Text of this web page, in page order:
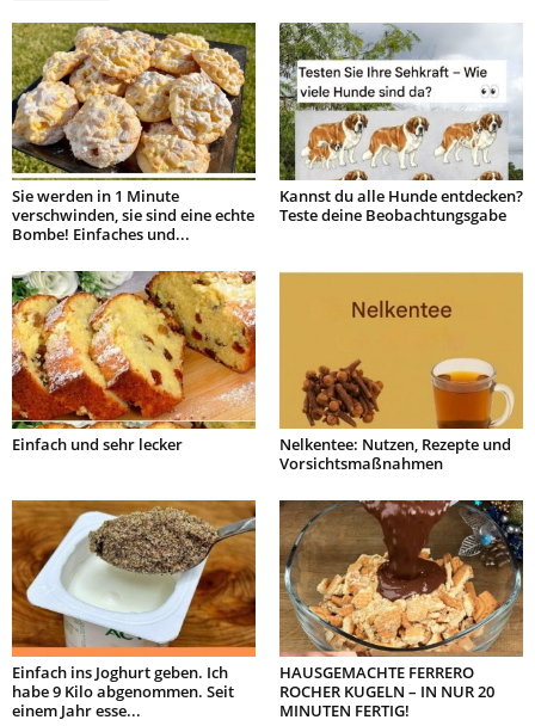
Sie werden in 1 Minute
verschwinden, sie sind eine echte
Bombe! Einfaches und...
Kannst du alle Hunde entdecken?
Teste deine Beobachtungsgabe
Einfach und sehr lecker
Nelkentee: Nutzen, Rezepte und
Vorsichtsmaßnahmen
Einfach ins Joghurt geben. Ich
habe 9 Kilo abgenommen. Seit
einem Jahr esse...
HAUSGEMACHTE FERRERO
ROCHER KUGELN – IN NUR 20
MINUTEN FERTIG!